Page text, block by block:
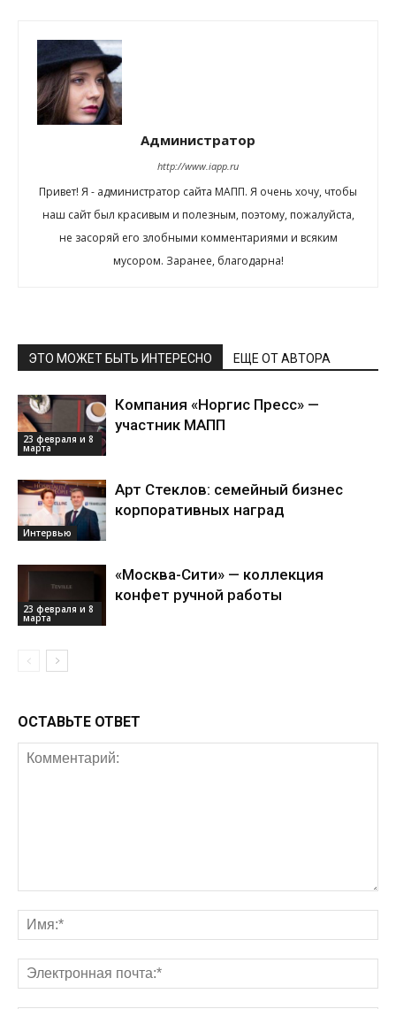
Администратор
http://www.iapp.ru
Привет! Я - администратор сайта МАПП. Я очень хочу, чтобы
наш сайт был красивым и полезным, поэтому, пожалуйста,
не засоряй его злобными комментариями и всяким
мусором. Заранее, благодарна!
ЭТО МОЖЕТ БЫТЬ ИНТЕРЕСНО ЕЩЕ ОТ АВТОРА
23 февраля и 8
марта
Компания «Норгис Пресс» —
участник МАПП
Интервью
Арт Стеклов: семейный бизнес
корпоративных наград
23 февраля и 8
марта
«Москва-Сити» — коллекция
конфет ручной работы
ОСТАВЬТЕ ОТВЕТ